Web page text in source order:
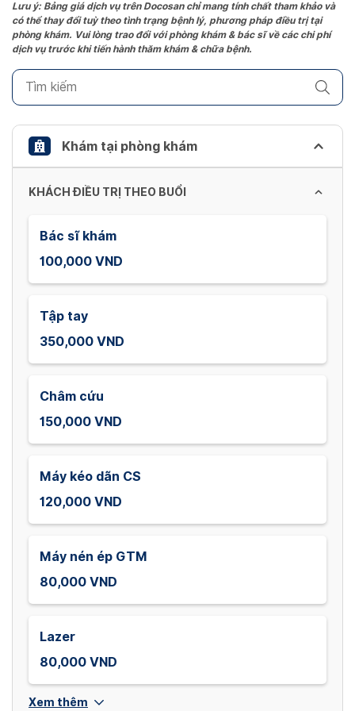
the
question
mark
to
keyboard
shortcuts
changing
Lưu ý: Bảng giá dịch vụ trên Docosan chỉ mang tính chất tham khảo và
có thể thay đổi tuỳ theo tình trạng bệnh lý, phương pháp điều trị tại
phòng khám. Vui lòng trao đổi với phòng khám & bác sĩ về các chi phí
dịch vụ trước khi tiến hành thăm khám & chữa bệnh.
Khám tại phòng khám
KHÁCH ĐIỀU TRỊ THEO BUỔI
Bác sĩ khám
100,000 VND
Tập tay
350,000 VND
Châm cứu
150,000 VND
Máy kéo dãn CS
120,000 VND
Máy nén ép GTM
80,000 VND
Lazer
80,000 VND
Xem thêm